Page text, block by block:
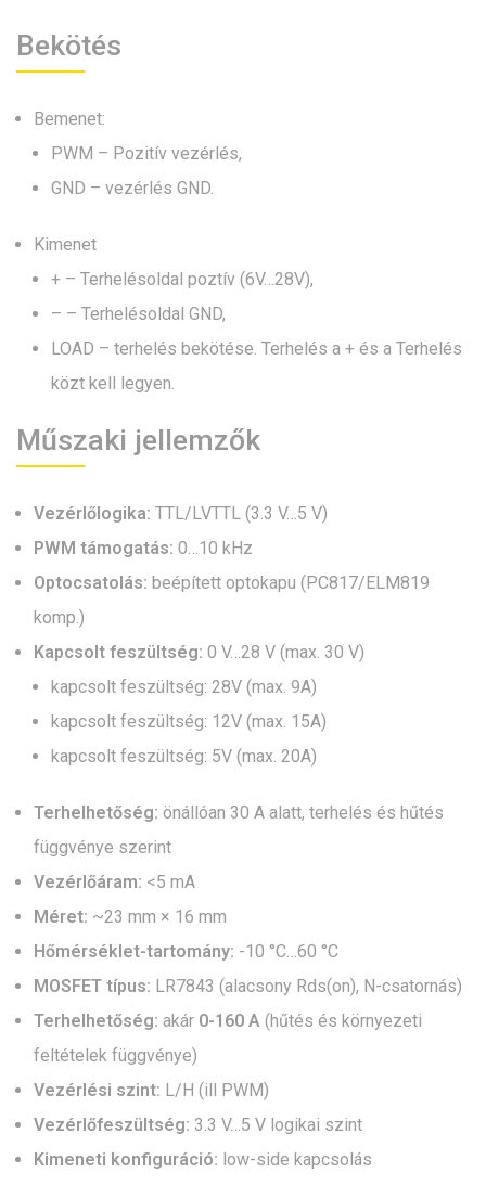
Bekötés
Bemenet:
PWM – Pozitív vezérlés,
GND – vezérlés GND.
Kimenet
+ – Terhelésoldal poztív (6V…28V),
– – Terhelésoldal GND,
LOAD – terhelés bekötése. Terhelés a + és a Terhelés
közt kell legyen.
Műszaki jellemzők
Vezérlőlogika: TTL/LVTTL (3.3 V…5 V)
PWM támogatás: 0…10 kHz
Optocsatolás: beépített optokapu (PC817/ELM819
komp.)
Kapcsolt feszültség: 0 V…28 V (max. 30 V)
kapcsolt feszültség: 28V (max. 9A)
kapcsolt feszültség: 12V (max. 15A)
kapcsolt feszültség: 5V (max. 20A)
Terhelhetőség: önállóan 30 A alatt, terhelés és hűtés
függvénye szerint
Vezérlőáram: <5 mA
Méret: ~23 mm × 16 mm
Hőmérséklet-tartomány: -10 °C…60 °C
MOSFET típus: LR7843 (alacsony Rds(on), N-csatornás)
Terhelhetőség: akár 0-160 A (hűtés és környezeti
feltételek függvénye)
Vezérlési szint: L/H (ill PWM)
Vezérlőfeszültség: 3.3 V…5 V logikai szint
Kimeneti konfiguráció: low-side kapcsolás